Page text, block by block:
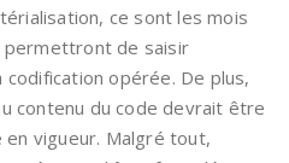
ce sont les mois
permettront de saisir
opérée. De plus,
contenu du code devrait être
vigueur. Malgré tout,